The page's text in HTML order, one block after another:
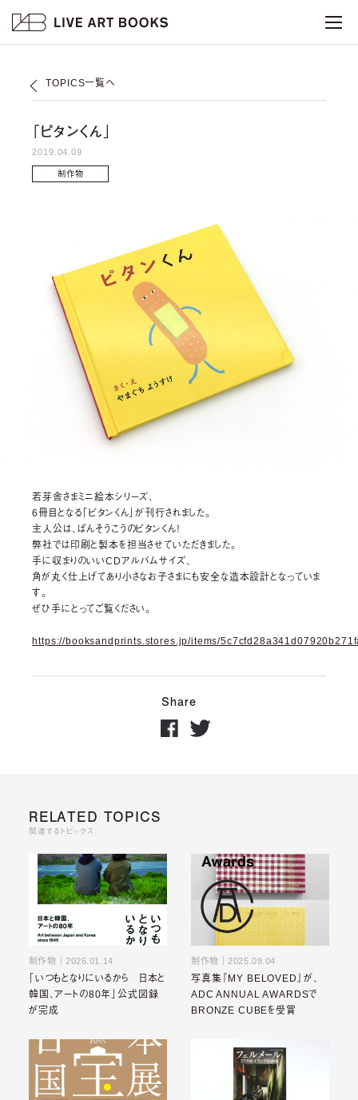
TOPICS一覧へ
「ピタンくん」
2019.04.09
制作物
若芽舎さまミニ絵本シリーズ、
6冊目となる「ピタンくん」が刊行されました。
主人公は、ばんそうこうのピタンくん！
弊社では印刷と製本を担当させていただきました。
手に収まりのいいCDアルバムサイズ、
角が丸く仕上げてあり小さなお子さまにも安全な造本設計となっていま
す。
ぜひ手にとってご覧ください。
https://booksandprints.stores.jp/items/
Share
RELATED TOPICS
関連するトピックス
制作物 2026.01.14
「いつもとなりにいるから 日本と
韓国、アートの80年」公式図録
が完成
制作物 2025.09.04
写真集『MY BELOVED』が、
ADC ANNUAL AWARDSで
BRONZE CUBEを受賞